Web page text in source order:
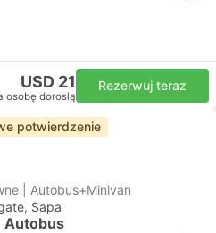
USD 21
osobę dorosłą
Rezerwuj teraz
potwierdzenie
| Autobus+Minivan
Sapa
Autobus